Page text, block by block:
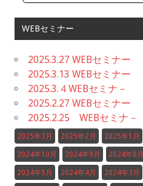
WEBセミナー
2025.3.27 WEBセミナー
2025.3.13 WEBセミナー
2025.3.４WEBセミナ－
2025.2.27 WEBセミナー
2025.2.25 WEBセミナ－
2025年3月 2025年2月 2025年1月
2024年10月 2024年9月 2024年8月
2024年5月 2024年4月 2024年3月